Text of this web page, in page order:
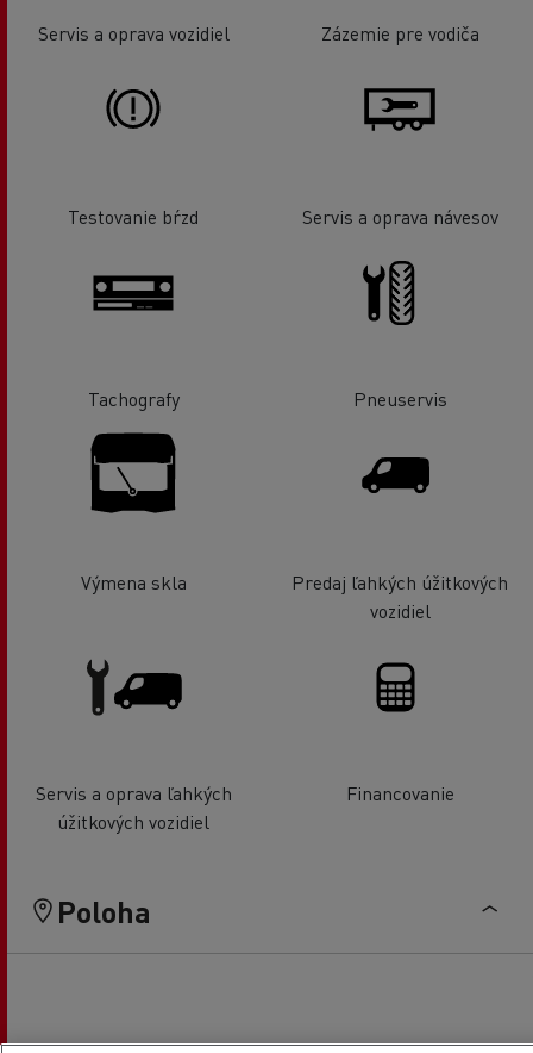
Servis a oprava vozidiel Zázemie pre vodiča
Testovanie bŕzd Servis a oprava návesov
Tachografy Pneuservis
Výmena skla
Predaj ľahkých úžitkových
vozidiel
Servis a oprava ľahkých
úžitkových vozidiel
Financovanie
Poloha